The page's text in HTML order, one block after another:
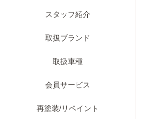
スタッフ紹介
取扱ブランド
取扱車種
会員サービス
再塗装/リペイント